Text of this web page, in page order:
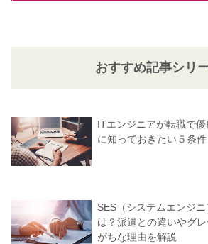
おすすめ記事シリ
ITエンジニアが転職で
に知っておきたい５条件
SES（システムエンジ
は？派遣との違いやグ
がちな理由を解説